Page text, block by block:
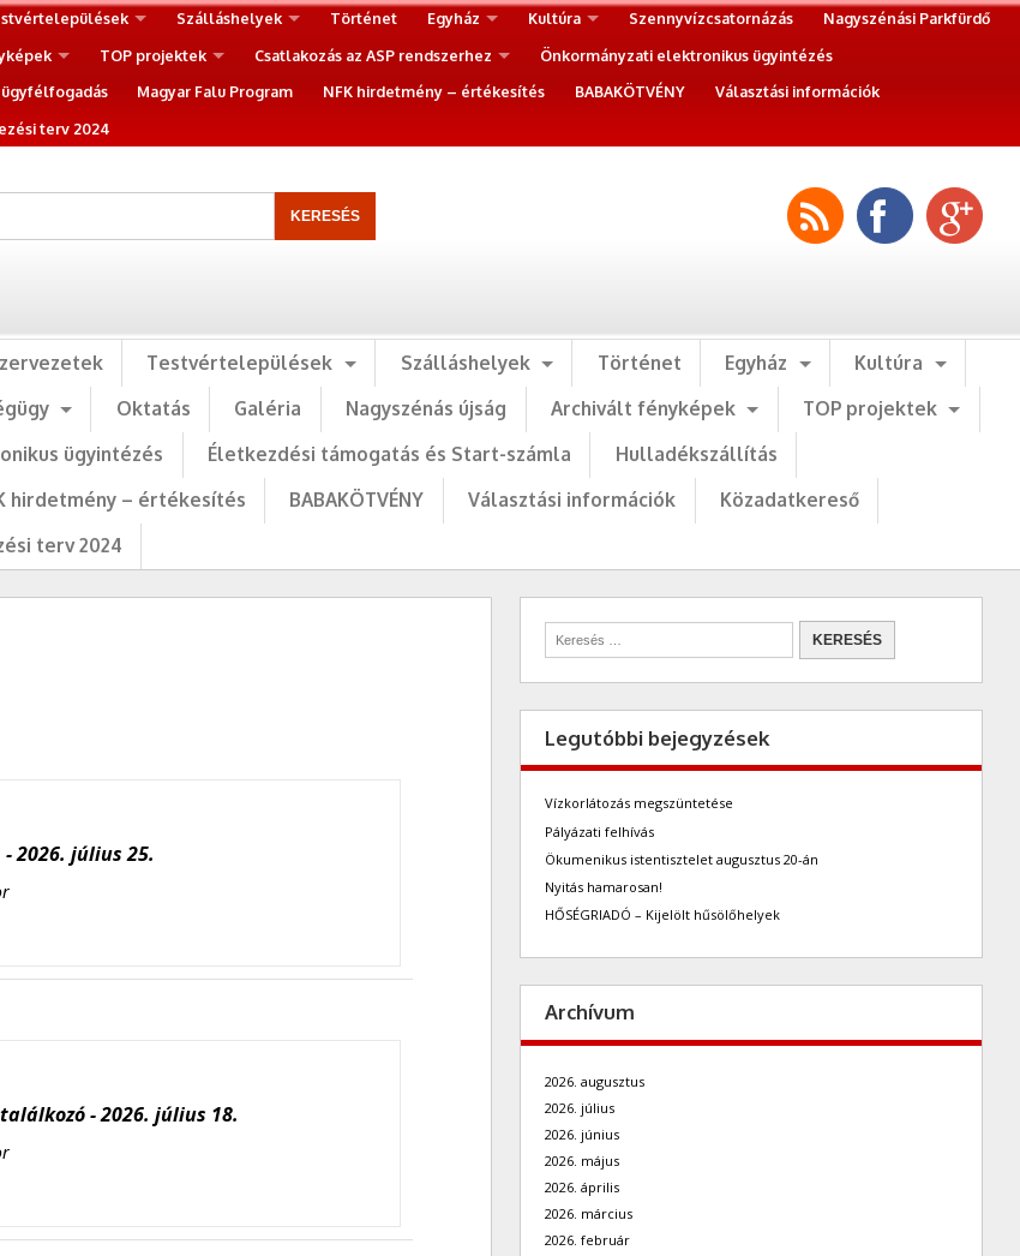
Szálláshelyek Történet Egyház Kultúra Szennyvízcsatornázás
Nagyszénási Parkfürdő
TOP projektek Csatlakozás az ASP rendszerhez
Önkormányzati elektronikus ügyintézés
ügyfélfogadás Magyar Falu Program NFK hirdetmény – értékesítés BABAKÖTVÉNY
Választási információk
terv 2024
Testvértelepülések Szálláshelyek Történet Egyház
Kultúra
Oktatás Galéria Nagyszénás újság Archivált fényképek
TOP projektek
ügyintézés Életkezdési támogatás és Start-számla
Hulladékszállítás
hirdetmény – értékesítés BABAKÖTVÉNY Választási információk
Közadatkereső
terv 2024
2026. július 25.
- 2026. július 18.
Legutóbbi bejegyzések
Vízkorlátozás megszüntetése
Pályázati felhívás
Ökumenikus istentisztelet augusztus 20-án
Nyitás hamarosan!
HŐSÉGRIADÓ – Kijelölt hűsölőhelyek
Archívum
2026. augusztus
2026. július
2026. június
2026. május
2026. április
2026. március
2026. február